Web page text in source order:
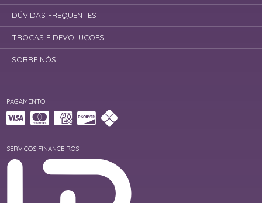
PAGAMENTO
SERVIÇOS FINANCEIROS
DÚVIDAS FREQUENTES
TROCAS E DEVOLUÇOES
SOBRE NÓS